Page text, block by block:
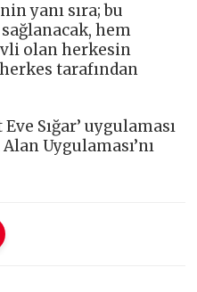
yanı sıra; bu
hem
olan herkesin
tarafından
Sığar’ uygulaması
Uygulaması’nı